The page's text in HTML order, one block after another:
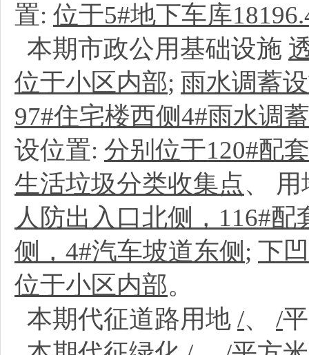
置: 位于5#地下车库
本期市政公用基础设施
位于小区内部; 雨水调蓄
97#住宅楼西侧4#雨水调
设位置: 分别位于120#配
生活垃圾分类收集点、
人防出入口北侧，116#
侧，4#汽车坡道东侧 ; 下
位于小区内部。
本期代征道路用地 /、 /